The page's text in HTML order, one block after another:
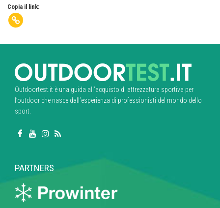
Copia il link:
Outdoortest.it è una guida all’acquisto di attrezzatura sportiva per
l’outdoor che nasce dall’esperienza di professionisti del mondo dello
sport.
PARTNERS